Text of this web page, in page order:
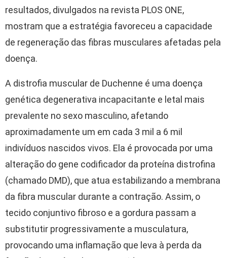
resultados, divulgados na revista PLOS ONE,
mostram que a estratégia favoreceu a capacidade
de regeneração das fibras musculares afetadas pela
doença.
A distrofia muscular de Duchenne é uma doença
genética degenerativa incapacitante e letal mais
prevalente no sexo masculino, afetando
aproximadamente um em cada 3 mil a 6 mil
indivíduos nascidos vivos. Ela é provocada por uma
alteração do gene codificador da proteína distrofina
(chamado DMD), que atua estabilizando a membrana
da fibra muscular durante a contração. Assim, o
tecido conjuntivo fibroso e a gordura passam a
substitutir progressivamente a musculatura,
provocando uma inflamação que leva à perda da